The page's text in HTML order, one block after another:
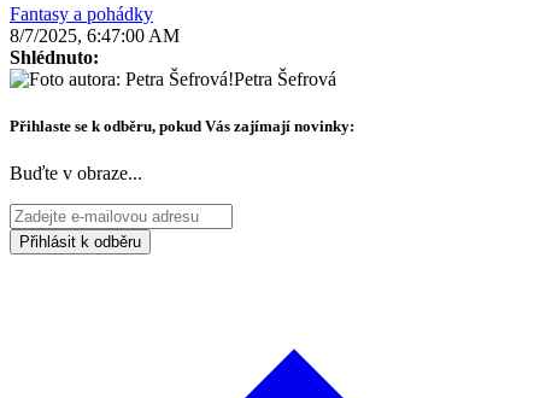
Fantasy a pohádky
8/7/2025, 6:47:00 AM
Shlédnuto:
Petra Šefrová
Přihlaste se k odběru, pokud Vás zajímají novinky:
Buďte v obraze...
Přihlásit k odběru